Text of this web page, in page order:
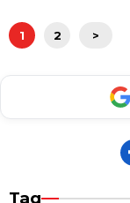
1 2 >
Tag